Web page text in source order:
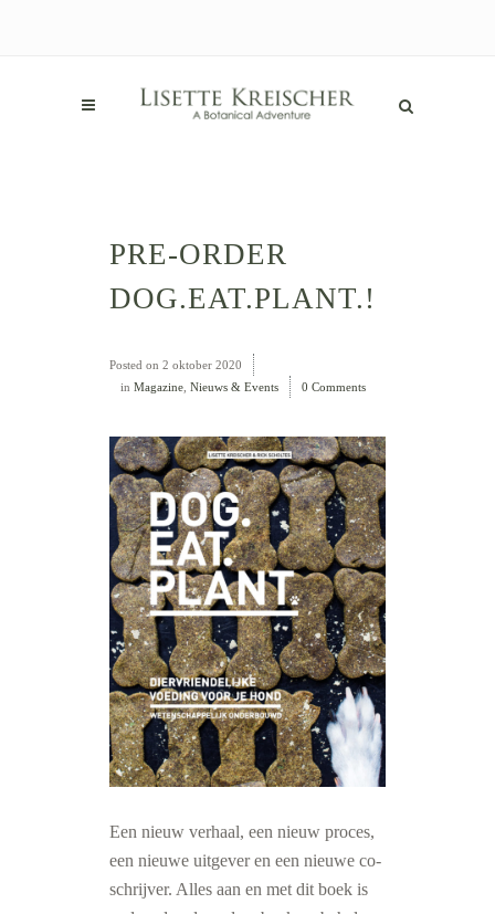
PRE-ORDER
DOG.EAT.PLANT.!
Posted on 2 oktober 2020
in Magazine Nieuws & Events 0 Comments
Een nieuw verhaal, een nieuw proces,
een nieuwe uitgever en een nieuwe co-
schrijver. Alles aan en met dit boek is